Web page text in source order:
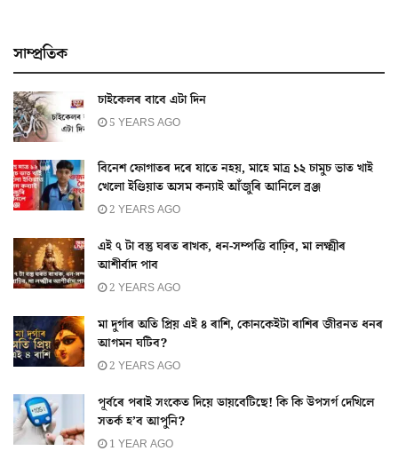
সাম্প্ৰতিক
চাইকেলৰ বাবে এটা দিন
5 YEARS AGO
বিনেশ ফোগাতৰ দৰে যাতে নহয়, মাহে মাত্ৰ ১২ চামুচ ভাত খাই
খেলো ইণ্ডিয়াত অসম কন্যাই আঁজুৰি আনিলে ব্ৰঞ্জ
2 YEARS AGO
এই ৭ টা বস্তু ঘৰত ৰাখক, ধন-সম্পত্তি বাঢ়িব, মা লক্ষ্মীৰ
আশীৰ্বাদ পাব
2 YEARS AGO
মা দুৰ্গাৰ অতি প্ৰিয় এই ৪ ৰাশি, কোনকেইটা ৰাশিৰ জীৱনত ধনৰ
আগমন ঘটিব?
2 YEARS AGO
পূৰ্বৰে পৰাই সংকেত দিয়ে ডায়বেটিছে! কি কি উপসৰ্গ দেখিলে
সতৰ্ক হ’ব আপুনি?
1 YEAR AGO